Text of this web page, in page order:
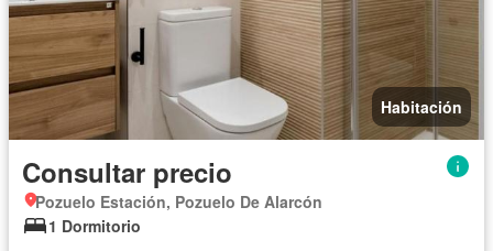
Habitación
Consultar precio
Pozuelo Estación, Pozuelo De Alarcón
1 Dormitorio